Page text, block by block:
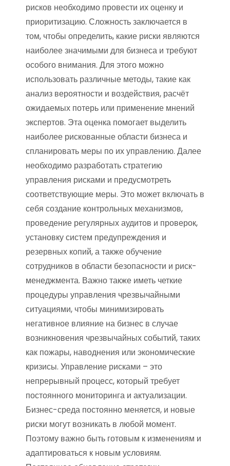
рисков необходимо провести их оценку и
приоритизацию. Сложность заключается в
том, чтобы определить, какие риски являются
наиболее значимыми для бизнеса и требуют
особого внимания. Для этого можно
использовать различные методы, такие как
анализ вероятности и воздействия, расчёт
ожидаемых потерь или применение мнений
экспертов. Эта оценка помогает выделить
наиболее рискованные области бизнеса и
спланировать меры по их управлению. Далее
необходимо разработать стратегию
управления рисками и предусмотреть
соответствующие меры. Это может включать в
себя создание контрольных механизмов,
проведение регулярных аудитов и проверок,
установку систем предупреждения и
резервных копий, а также обучение
сотрудников в области безопасности и риск-
менеджмента. Важно также иметь четкие
процедуры управления чрезвычайными
ситуациями, чтобы минимизировать
негативное влияние на бизнес в случае
возникновения чрезвычайных событий, таких
как пожары, наводнения или экономические
кризисы. Управление рисками – это
непрерывный процесс, который требует
постоянного мониторинга и актуализации.
Бизнес-среда постоянно меняется, и новые
риски могут возникать в любой момент.
Поэтому важно быть готовым к изменениям и
адаптироваться к новым условиям.